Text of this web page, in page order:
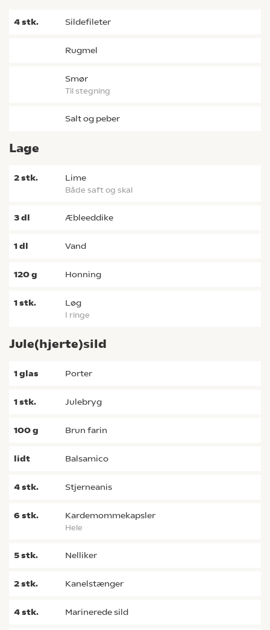
4stk. sildefileter
rugmel
smør
til stegning
salt og peber
Lage
2stk. lime
både saft og skal
3dl æbleeddike
1dl vand
120g honning
1stk. løg
i ringe
Jule(hjerte)sild
1glas porter
1stk. julebryg
100g brun farin
lidt balsamico
4stk. stjerneanis
6 stk. kardemommekapsler
hele
5stk. nelliker
2stk. kanelstænger
4stk. marinerede sild